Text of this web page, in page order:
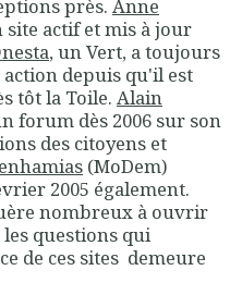
près. Anne
site actif et mis à jour
, un Vert, a toujours
depuis qu'il est
tôt la Toile. Alain
forum dès 2006 sur son
des citoyens et
(MoDem)
2005 également.
nombreux à ouvrir
questions qui
de ces sites demeure